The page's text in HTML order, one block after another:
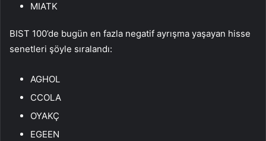
MIATK
BIST 100’de bugün en fazla negatif ayrışma yaşayan hisse
senetleri şöyle sıralandı:
AGHOL
CCOLA
OYAKÇ
EGEEN